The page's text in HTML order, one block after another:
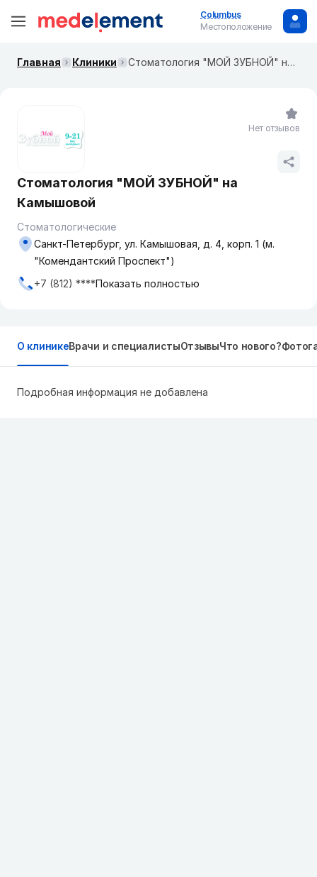
Columbus
Местоположение
Главная Клиники Стоматология "МОЙ ЗУБНОЙ" на Камышовой
Стоматология "МОЙ ЗУБНОЙ" на
Камышовой
Стоматологические
Санкт-Петербург, ул. Камышовая, д. 4, корп. 1 (м.
"Комендантский Проспект")
+7 (812) ****Показать полностью
Нет отзывов
О клиникеВрачи и специалистыОтзывыЧто нового?
Подробная информация не добавлена